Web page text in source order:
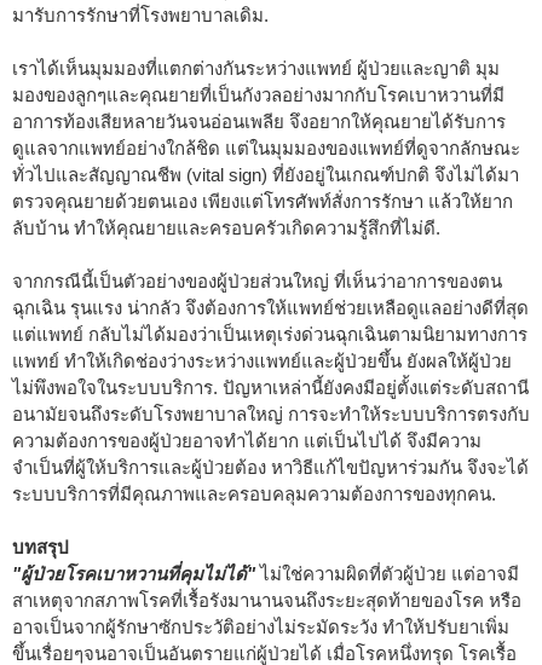
มารับการรักษาที่โรงพยาบาลเดิม.
เราได้เห็นมุมมองที่แตกต่างกันระหว่างแพทย์ ผู้ป่วยและญาติ มุม
มองของลูกๆและคุณยายที่เป็นกังวลอย่างมากกับโรคเบาหวานที่มี
อาการท้องเสียหลายวันจนอ่อนเพลีย จึงอยากให้คุณยายได้รับการ
ดูแลจากแพทย์อย่างใกล้ชิด แต่ในมุมมองของแพทย์ที่ดูจากลักษณะ
ทั่วไปและสัญญาณชีพ (vital sign) ที่ยังอยู่ในเกณฑ์ปกติ จึงไม่ได้มา
ตรวจคุณยายด้วยตนเอง เพียงแต่โทรศัพท์สั่งการรักษา แล้วให้ยาก
ลับบ้าน ทำให้คุณยายและครอบครัวเกิดความรู้สึกที่ไม่ดี.
จากกรณีนี้เป็นตัวอย่างของผู้ป่วยส่วนใหญ่ ที่เห็นว่าอาการของตน
ฉุกเฉิน รุนแรง น่ากลัว จึงต้องการให้แพทย์ช่วยเหลือดูแลอย่างดีที่สุด
แต่แพทย์ กลับไม่ได้มองว่าเป็นเหตุเร่งด่วนฉุกเฉินตามนิยามทางการ
แพทย์ ทำให้เกิดช่องว่างระหว่างแพทย์และผู้ป่วยขึ้น ยังผลให้ผู้ป่วย
ไม่พึงพอใจในระบบบริการ. ปัญหาเหล่านี้ยังคงมีอยู่ตั้งแต่ระดับสถานี
อนามัยจนถึงระดับโรงพยาบาลใหญ่ การจะทำให้ระบบบริการตรงกับ
ความต้องการของผู้ป่วยอาจทำได้ยาก แต่เป็นไปได้ จึงมีความ
จำเป็นที่ผู้ให้บริการและผู้ป่วยต้อง หาวิธีแก้ไขปัญหาร่วมกัน จึงจะได้
ระบบบริการที่มีคุณภาพและครอบคลุมความต้องการของทุกคน.
บทสรุป
"ผู้ป่วยโรคเบาหวานที่คุมไม่ได้"ไม่ใช่ความผิดที่ตัวผู้ป่วย แต่อาจมี
สาเหตุจากสภาพโรคที่เรื้อรังมานานจนถึงระยะสุดท้ายของโรค หรือ
อาจเป็นจากผู้รักษาซักประวัติอย่างไม่ระมัดระวัง ทำให้ปรับยาเพิ่ม
ขึ้นเรื่อยๆจนอาจเป็นอันตรายแก่ผู้ป่วยได้ เมื่อโรคหนึ่งทรุด โรคเรื้อ